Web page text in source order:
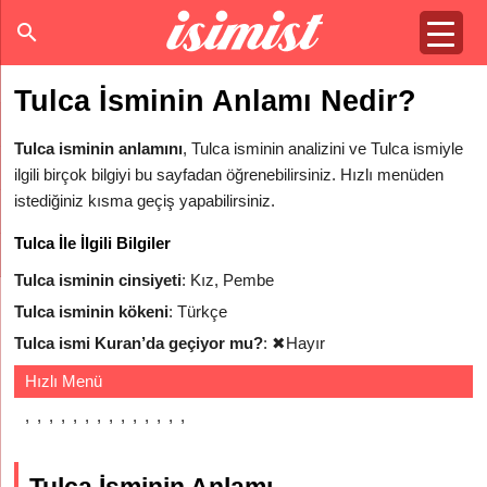
Tulca İsminin Anlamı Nedir?
Tulca isminin anlamını, Tulca isminin analizini ve Tulca ismiyle
ilgili birçok bilgiyi bu sayfadan öğrenebilirsiniz. Hızlı menüden
istediğiniz kısma geçiş yapabilirsiniz.
Tulca İle İlgili Bilgiler
Tulca isminin cinsiyeti: Kız, Pembe
Tulca isminin kökeni: Türkçe
Tulca ismi Kuran’da geçiyor mu?: ✖Hayır
Hızlı Menü